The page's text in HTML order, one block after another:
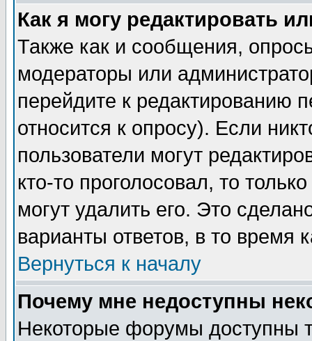
Как я могу редактировать
Также как и сообщения,
модераторы или
перейдите к редактированию
относится к опросу). Если
пользователи могут
кто-то проголосовал, то
могут удалить его. Это
варианты ответов, в то время
Вернуться к началу
Почему мне недоступны
Некоторые форумы доступны